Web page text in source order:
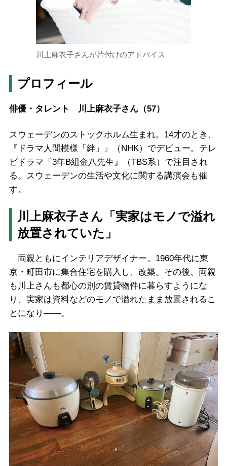
川上麻衣子さんが片付けのアドバイス
プロフィール
俳優・タレント 川上麻衣子さん（57）
スウェーデンのストックホルム生まれ。14才のとき、
『ドラマ人間模様「絆」』（NHK）でデビュー。テレ
ビドラマ『3年B組金八先生』（TBS系）で注目され
る。スウェーデンの生活や文化に関する講演会も催
す。
川上麻衣子さん「実家はモノで溢れ
放置されていた」
両親ともにインテリアデザイナー。1960年代に東
京・町田市に集合住宅を購入し、改築。その後、両親
も川上さんも都心の別の賃貸物件に暮らすようにな
り、実家は資料などのモノで溢れたまま放置されるこ
とになり――。